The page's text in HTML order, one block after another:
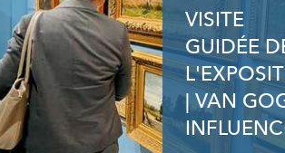
VISITE
GUIDÉE
| VAN